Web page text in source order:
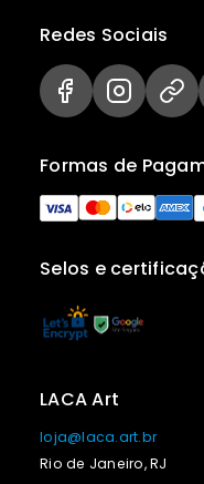
Selos e
Formas de
Redes Sociais
LACA Art
loja@laca.art.br
Rio de Janeiro, RJ